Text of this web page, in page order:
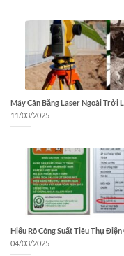
Máy Cân Bằng Laser Ngoài Trời
11/03/2025
Hiểu Rõ Công Suất Tiêu Thụ
04/03/2025